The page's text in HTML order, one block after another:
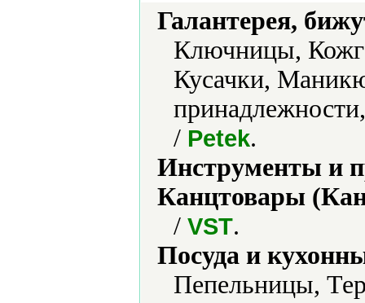
Галантерея,
Ключницы,
Кусачки,
/ Petek.
Инструменты и
Канцтовары
/ VST.
Посуда и
Пепельницы,